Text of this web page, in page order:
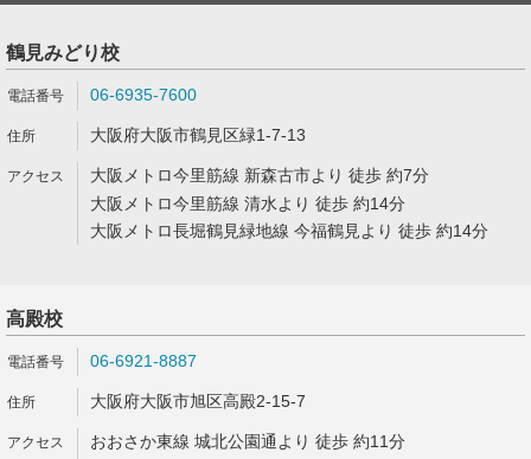
鶴見みどり校
06-6935-7600
大阪府大阪市鶴見区緑1-7-13
大阪メトロ今里筋線 新森古市より 徒歩 約7分
大阪メトロ今里筋線 清水より 徒歩 約14分
大阪メトロ長堀鶴見緑地線 今福鶴見より 徒歩 約14分
高殿校
06-6921-8887
大阪府大阪市旭区高殿2-15-7
おおさか東線 城北公園通より 徒歩 約11分